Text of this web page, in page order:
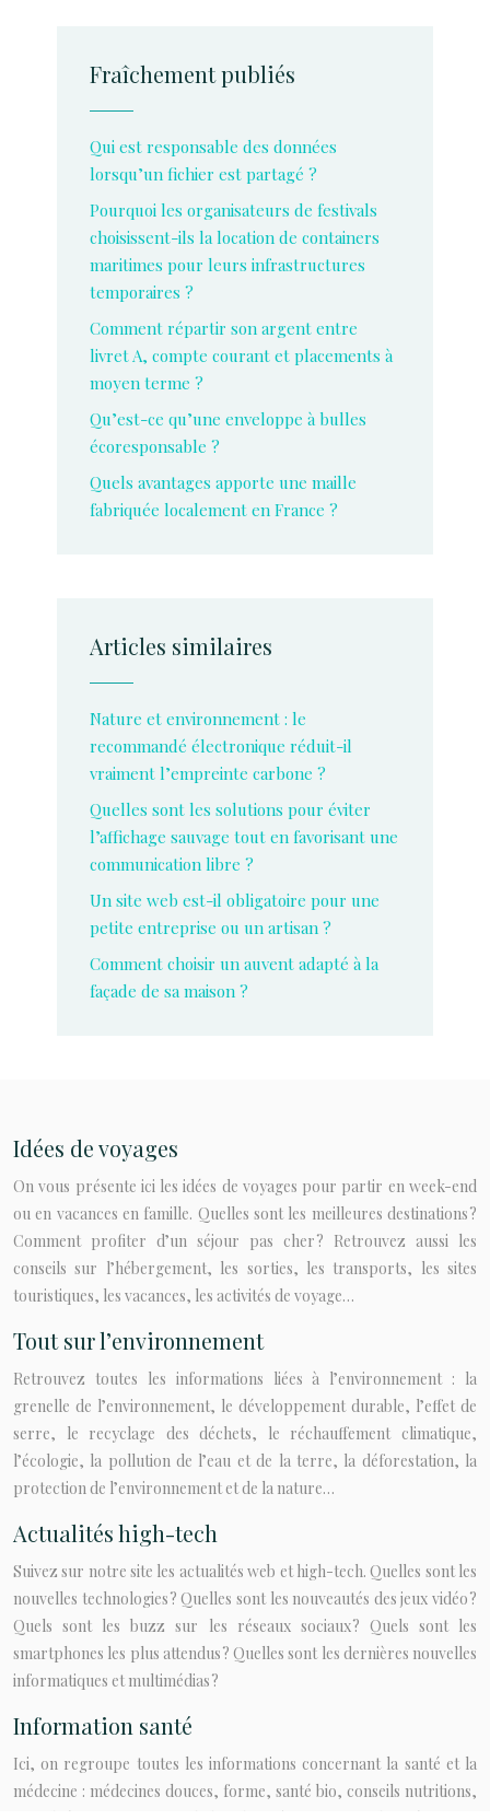
Fraîchement publiés
Qui est responsable des données
lorsqu’un fichier est partagé ?
Pourquoi les organisateurs de festivals
choisissent-ils la location de containers
maritimes pour leurs infrastructures
temporaires ?
Comment répartir son argent entre
livret A, compte courant et placements à
moyen terme ?
Qu’est-ce qu’une enveloppe à bulles
écoresponsable ?
Quels avantages apporte une maille
fabriquée localement en France ?
Articles similaires
Nature et environnement : le
recommandé électronique réduit-il
vraiment l’empreinte carbone ?
Quelles sont les solutions pour éviter
l’affichage sauvage tout en favorisant une
communication libre ?
Un site web est-il obligatoire pour une
petite entreprise ou un artisan ?
Comment choisir un auvent adapté à la
façade de sa maison ?
Idées de voyages
On vous présente ici les idées de voyages pour partir en week-end
ou en vacances en famille. Quelles sont les meilleures destinations ?
Comment profiter d’un séjour pas cher ? Retrouvez aussi les
conseils sur l’hébergement, les sorties, les transports, les sites
touristiques, les vacances, les activités de voyage…
Tout sur l’environnement
Retrouvez toutes les informations liées à l’environnement : la
grenelle de l’environnement, le développement durable, l’effet de
serre, le recyclage des déchets, le réchauffement climatique,
l’écologie, la pollution de l’eau et de la terre, la déforestation, la
protection de l’environnement et de la nature…
Actualités high-tech
Suivez sur notre site les actualités web et high-tech. Quelles sont les
nouvelles technologies ? Quelles sont les nouveautés des jeux vidéo ?
Quels sont les buzz sur les réseaux sociaux ? Quels sont les
smartphones les plus attendus ? Quelles sont les dernières nouvelles
informatiques et multimédias ?
Information santé
Ici, on regroupe toutes les informations concernant la santé et la
médecine : médecines douces, forme, santé bio, conseils nutritions,